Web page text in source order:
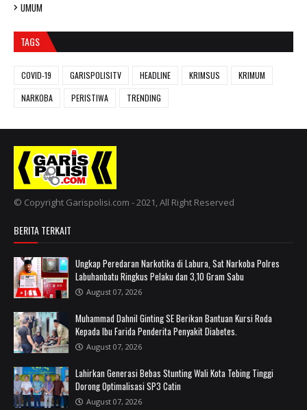
UMUM
TAGS
COVID-19 GARISPOLISITV HEADLINE KRIMSUS
KRIMUM
NARKOBA
PERISTIWA TRENDING
© Copyright Garispolisi.com - 2021, All Right Reserved
BERITA TERKAIT
Ungkap Peredaran Narkotika di Labura, Sat Narkoba Polres
Labuhanbatu Ringkus Pelaku dan 3,10 Gram Sabu
August 07, 2026
Muhammad Dahnil Ginting SE Berikan Bantuan Kursi Roda
Kepada Ibu Farida Penderita Penyakit Diabetes.
August 07, 2026
Lahirkan Generasi Bebas Stunting Wali Kota Tebing Tinggi
Dorong Optimalisasi SP3 Catin
August 07, 2026